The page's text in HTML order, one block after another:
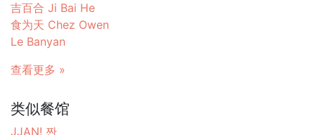
吉百合 Ji Bai He
食为天 Chez Owen
Le Banyan
查看更多 »
类似餐馆
JJAN! 짠